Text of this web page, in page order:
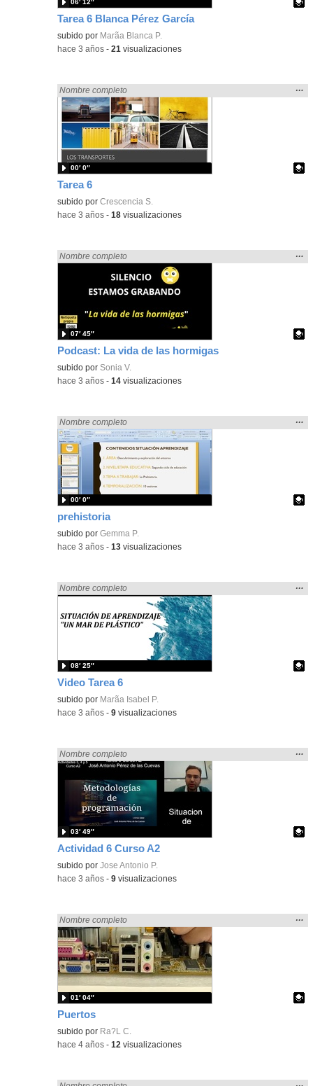
Tarea 6 Blanca Pérez García
Contenido educativo.
subido por Marã­a Blanca P.
-hace 3 años -21 visualizaciones
Tarea 6
Encontrado «rezo» en:
Nombre completo
la
…
Contenido educativo.
subido porCrescencia S.
00′ 0″
-hace 3 años -18 visualizaciones
Podcast: La vida de las hormigas
Encontrado «rezo» en:
Nombre completo
la
…
Contenido educativo.
subido por Sonia V.
07′ 45″
-hace 3 años -14 visualizaciones
prehistoria
Encontrado «rezo» en:
Nombre completo
la
…
Contenido educativo.
subido porGemma P.
00′ 0″
-hace 3 años -13 visualizaciones
Video Tarea 6
Encontrado «rezo» en:
Nombre completo
la
…
Contenido educativo.
subido por Marã­a Isabel P.
08′ 25″
-hace 3 años -9 visualizaciones
Actividad 6 Curso A2
Encontrado «rezo» en:
Nombre completo
la
…
Contenido educativo.
subido porJose Antonio P.
03′ 49″
-hace 3 años -9 visualizaciones
Puertos
Encontrado «rezo» en:
Nombre completo
la
…
Contenido educativo.
subido por Ra?L C.
01′ 04″
-hace 4 años -12 visualizaciones
…